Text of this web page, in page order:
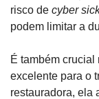
risco de cyber
podem limitar a
É também
excelente para o
restauradora, ela